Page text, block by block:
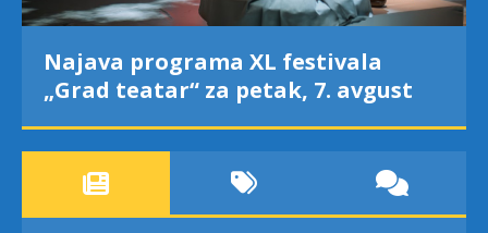
Najava programa XL festivala
„Grad teatar“ za petak, 7. avgust